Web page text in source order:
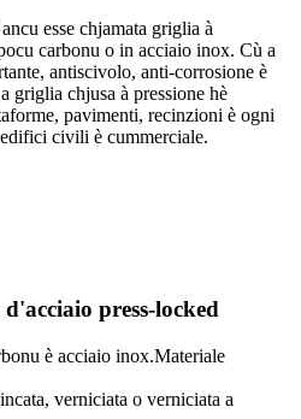
esse chjamata griglia à
carbonu o in acciaio inox. Cù a
antiscivolo, anti-corrosione è
griglia chjusa à pressione hè
pavimenti, recinzioni è ogni
civili è cummerciale.
press-locked
è acciaio inox.Materiale
verniciata o verniciata a